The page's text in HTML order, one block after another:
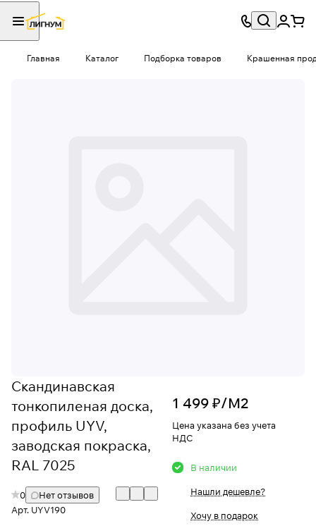
Главная Каталог Подборка товаров Крашенная
Скандинавская
тонкопиленая доска,
профиль UYV,
заводская покраска,
RAL 7025
0
Нет отзывов
Арт. UYV190
1 499 ₽/М2
Цена указана без учета
НДС
В наличии
Нашли дешевле?
Хочу в подарок